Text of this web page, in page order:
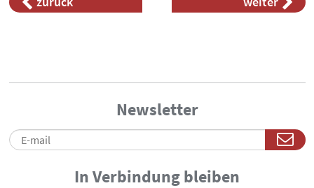
Newsletter
In Verbindung bleiben